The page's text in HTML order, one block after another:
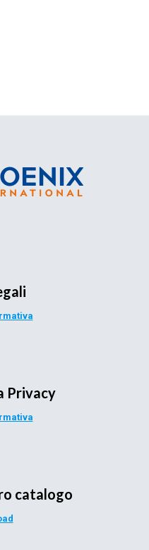
Privacy
catalogo